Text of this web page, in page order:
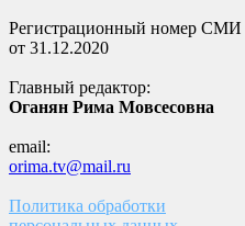
Регистрационный номер
от 31.12.2020
Главный редактор:
Оганян Рима Мовсесовна
email:
orima.tv@mail.ru
Политика обработки